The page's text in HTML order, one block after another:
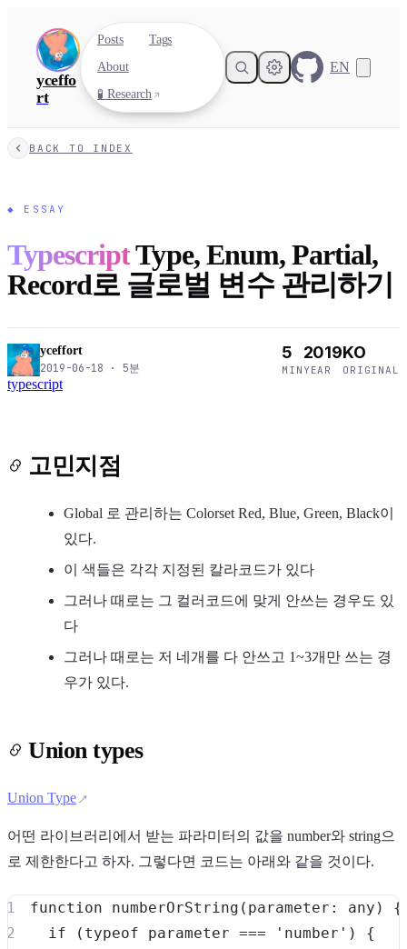
yceffo
rt
Posts
Tags
About
🧪 Research
EN
BACK TO INDEX
◆ ESSAY
TypescriptType, Enum, Partial,
Record로 글로벌 변수 관리하기
yceffort
2019-06-18 · 5분
5
MIN
2019
YEAR
KO
ORIGINAL
typescript
고민지점
Global 로 관리하는 Colorset Red, Blue, Green, Black이
있다.
이 색들은 각각 지정된 칼라코드가 있다
그러나 때로는 그 컬러코드에 맞게 안쓰는 경우도 있
다
그러나 때로는 저 네개를 다 안쓰고 1~3개만 쓰는 경
우가 있다.
Union types
Union Type
어떤 라이브러리에서 받는 파라미터의 값을 number와 string으
로 제한한다고 하자. 그렇다면 코드는 아래와 같을 것이다.
function numberOrString ( parameter : any )
{
if
( typeof parameter === 'number' )
{